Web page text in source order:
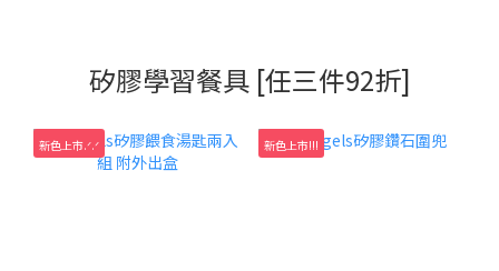
矽膠學習餐具 [任三件92折]
新色上市.ᐟ.ᐟ 新色上市!!!